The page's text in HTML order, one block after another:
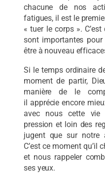
chacune de nos
fatigues, il est le
« tuer le corps ».
sont importantes
être à nouveau
Si le temps ordinaire
moment de partir,
manière de le
il apprécie encore
avec nous cette vie
pression et loin des
jugent que sur notre
C’est ce moment qu’il
et nous rappeler
ses yeux.